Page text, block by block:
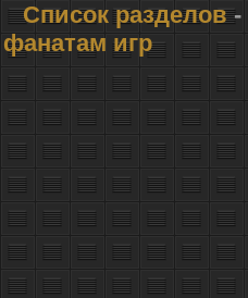
Список разделов-
фанатам игр